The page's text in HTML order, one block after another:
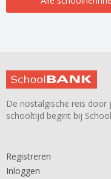
De nostalgische reis door
schooltijd begint bij
Registreren
Inloggen